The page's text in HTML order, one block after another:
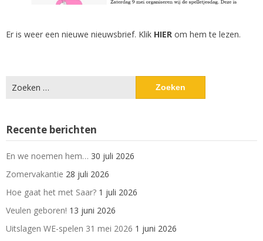
Er is weer een nieuwe nieuwsbrief. Klik HIER om hem te lezen.
naar:
Recente berichten
En we noemen hem… 30 juli 2026
Zomervakantie 28 juli 2026
Hoe gaat het met Saar? 1 juli 2026
Veulen geboren! 13 juni 2026
Uitslagen WE-spelen 31 mei 2026 1 juni 2026